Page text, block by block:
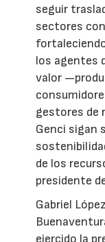
seguir
sectores
los agentes
valor
gestores de
Genci sigan
de los
presidente
Gabriel